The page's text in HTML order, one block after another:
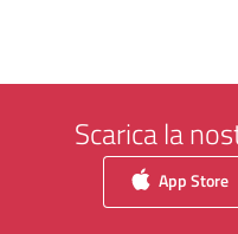
Scarica la
App Store